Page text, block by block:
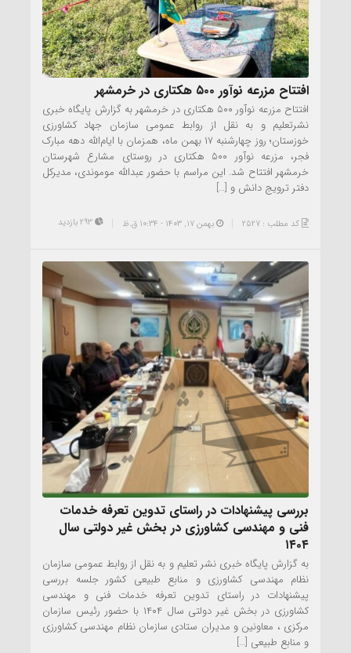
افتتاح مزرعه نوآور ۵۰۰ هکتاری در خرمشهر
افتتاح مزرعه نوآور ۵۰۰ هکتاری در خرمشهر به گزارش پایگاه خبری
نشرتعلیم و به نقل از روابط عمومی سازمان جهاد کشاورزی
خوزستان؛ روز چهارشنبه ۱۷ بهمن ماه، همزمان با ایام‌الله دهه مبارک
فجر، مزرعه نوآور ۵۰۰ هکتاری در روستای مشارع شهرستان
خرمشهر افتتاح شد. این مراسم با حضور عبدالله موموندی، مدیرکل
دفتر ترویج دانش و […]
کد مطلب : 2527 بهمن ۱۷, ۱۴۰۳ - 10:34 ق.ظ
بررسی پیشنهادات در راستای تدوین تعرفه خدمات
فنی و مهندسی کشاورزی در بخش غیر دولتی سال
۱۴۰۴
به گزارش پایگاه خبری نشر تعلیم و به نقل از روابط عمومی سازمان
نظام مهندسی کشاورزی و منابع طبیعی کشور جلسه بررسی
پیشنهادات در راستای تدوین تعرفه خدمات فنی و مهندسی
کشاورزی در بخش غیر دولتی سال ۱۴۰۴ با حضور رئیس سازمان
مرکزی ، معاونین و مدیران ستادی سازمان نظام مهندسی کشاورزی
و منابع طبیعی […]